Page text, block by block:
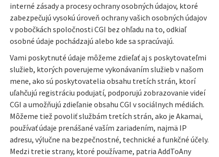
interné zásady a procesy ochrany osobných údajov, ktoré
zabezpečujú vysokú úroveň ochrany vašich osobných údajov
v pobočkách spoločnosti CGI bez ohľadu na to, odkiaľ
osobné údaje pochádzajú alebo kde sa spracúvajú.
Vami poskytnuté údaje môžeme zdieľať aj s poskytovateľmi
služieb, ktorých poverujeme vykonávaním služieb v našom
mene, ako sú poskytovatelia obsahu tretích strán, ktorí
uľahčujú registráciu podujatí, podporujú zobrazovanie videí
CGI a umožňujú zdieľanie obsahu CGI v sociálnych médiách.
Môžeme tiež povoliť službám tretích strán, ako je Akamai,
používať údaje prenášané vaším zariadením, najmä IP
adresu, výlučne na bezpečnostné, technické a funkčné účely.
Medzi tretie strany, ktoré používame, patria AddToAny